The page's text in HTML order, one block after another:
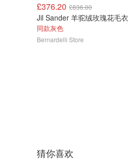
£376.20 £836.00
Jil Sander 羊驼绒玫瑰花毛衣
同款灰色
Bernardelli Store
猜你喜欢